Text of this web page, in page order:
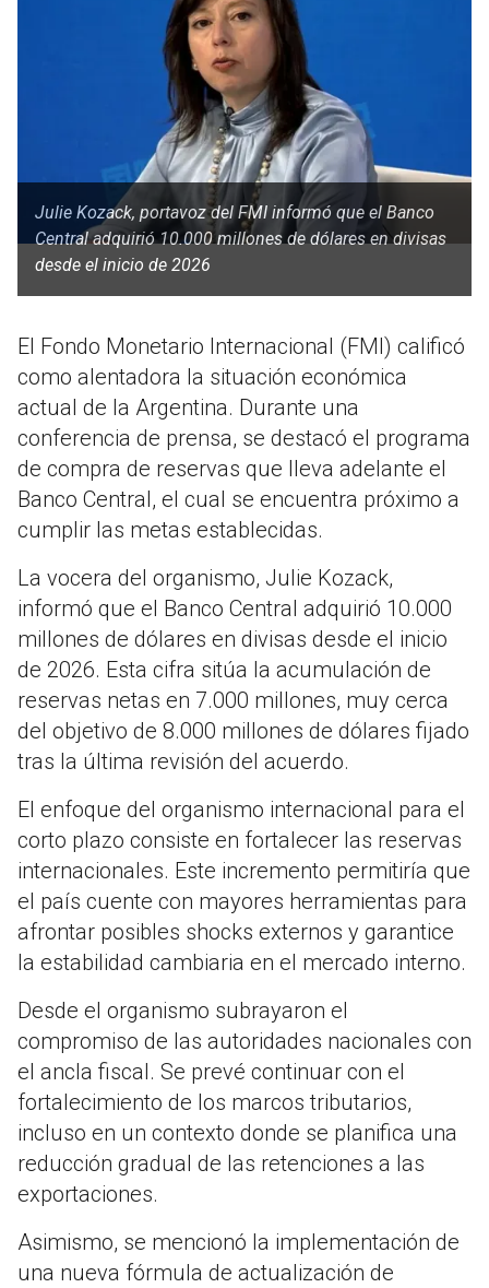
Julie Kozack, portavoz del FMI informó que el Banco
Central adquirió 10.000 millones de dólares en divisas
desde el inicio de 2026
El Fondo Monetario Internacional (FMI) calificó
como alentadora la situación económica
actual de la Argentina. Durante una
conferencia de prensa, se destacó el programa
de compra de reservas que lleva adelante el
Banco Central, el cual se encuentra próximo a
cumplir las metas establecidas.
La vocera del organismo, Julie Kozack,
informó que el Banco Central adquirió 10.000
millones de dólares en divisas desde el inicio
de 2026. Esta cifra sitúa la acumulación de
reservas netas en 7.000 millones, muy cerca
del objetivo de 8.000 millones de dólares fijado
tras la última revisión del acuerdo.
El enfoque del organismo internacional para el
corto plazo consiste en fortalecer las reservas
internacionales. Este incremento permitiría que
el país cuente con mayores herramientas para
afrontar posibles shocks externos y garantice
la estabilidad cambiaria en el mercado interno.
Desde el organismo subrayaron el
compromiso de las autoridades nacionales con
el ancla fiscal. Se prevé continuar con el
fortalecimiento de los marcos tributarios,
incluso en un contexto donde se planifica una
reducción gradual de las retenciones a las
exportaciones.
Asimismo, se mencionó la implementación de
una nueva fórmula de actualización de